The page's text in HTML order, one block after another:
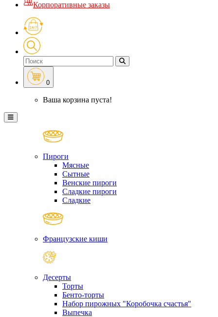
Корпоративные заказы
0
Ваша корзина пуста!
Пироги
Мясные
Сытные
Венские пироги
Сладкие пироги
Сладкие
Французские киши
Десерты
Торты
Бенто-торты
Набор пирожных "Коробочка счастья"
Выпечка